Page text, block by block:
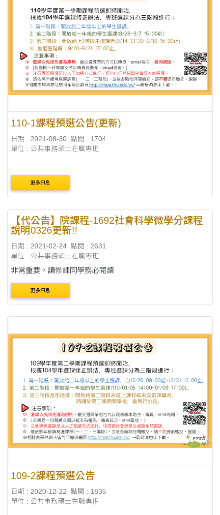
110-1課程預選公告(更新)
日期 : 2021-08-30 點閱 : 1704
單位 : 公共事務碩士在職專班
更多訊息
【代公告】院課程-1692社會科學微學分課程
說明0326更新!!
日期 : 2021-02-24 點閱 : 2631
單位 : 公共事務碩士在職專班
非常重要，請修課同學務必閱讀
更多訊息
109-2課程預選公告
日期 : 2020-12-22
點閱 : 1835
單位 : 公共事務碩士在職專班